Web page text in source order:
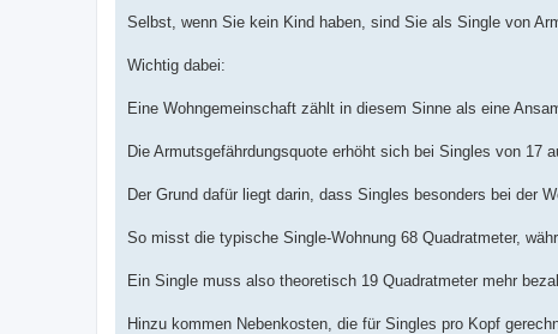
Selbst, wenn Sie kein Kind haben, sind Sie als Single von
Wichtig dabei:
Eine Wohngemeinschaft zählt in diesem Sinne als eine
Die Armutsgefährdungsquote erhöht sich bei Singles von 17
Der Grund dafür liegt darin, dass Singles besonders bei der
So misst die typische Single-Wohnung 68 Quadratmeter,
Ein Single muss also theoretisch 19 Quadratmeter mehr
Hinzu kommen Nebenkosten, die für Singles pro Kopf